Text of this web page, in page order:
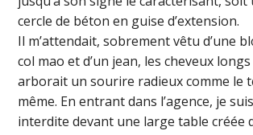
cercle de béton en guise d’extension.
Il m’attendait, sobrement vêtu d’une
col mao et d’un jean, les cheveux
arborait un sourire radieux comme le
même. En entrant dans l’agence, je
interdite devant une large table créée